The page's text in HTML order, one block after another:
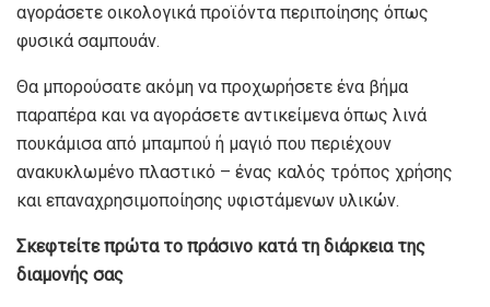
αγοράσετε οικολογικά προϊόντα περιποίησης όπως
φυσικά σαμπουάν.
Θα μπορούσατε ακόμη να προχωρήσετε ένα βήμα
παραπέρα και να αγοράσετε αντικείμενα όπως λινά
πουκάμισα από μπαμπού ή μαγιό που περιέχουν
ανακυκλωμένο πλαστικό – ένας καλός τρόπος χρήσης
και επαναχρησιμοποίησης υφιστάμενων υλικών.
Σκεφτείτε πρώτα το πράσινο κατά τη διάρκεια της
διαμονής σας